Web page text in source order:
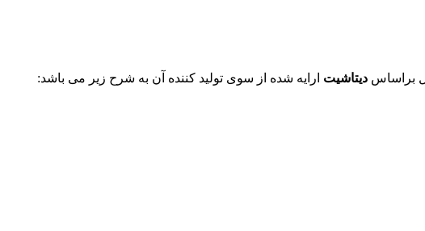
دیتاشیت ارایه شده از سوی تولید کننده آن به شرح زیر می باشد: